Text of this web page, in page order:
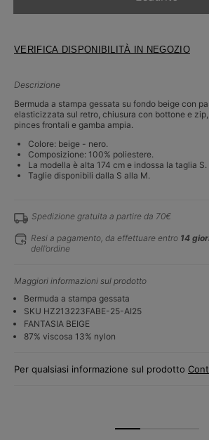
VERIFICA DISPONIBILITÀ IN NEGOZIO
Descrizione
Bermuda a stampa gessata su fondo beige con
elasticizzata sul retro, chiusura con bottone e
pinces frontali e gamba ampia.
Colore: beige - nero.
Composizione: 100% poliestere.
La modella è alta 174 cm e indossa la taglia S.
Taglie disponibili dalla S alla M.
Spedizione gratuita a partire da 70€
Resi a pagamento, da effettuare entro 14
dell’ordine
Maggiori informazioni sul prodotto
Bermuda a stampa gessata
SKU HZ213223FABE-25-AI25
FANTASIA BEIGE
87% viscosa 13% nylon
Per qualsiasi informazione sul prodotto